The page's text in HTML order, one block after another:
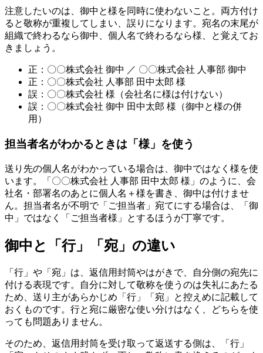
注意したいのは、御中と様を同時に使わないこと。両方付け
ると敬称が重複してしまい、誤りになります。宛名の末尾が
組織で終わるなら御中、個人名で終わるなら様、と覚えてお
きましょう。
正：〇〇株式会社 御中 ／ 〇〇株式会社 人事部 御中
正：〇〇株式会社 人事部 田中太郎 様
誤：〇〇株式会社 様（会社名に様は付けない）
誤：〇〇株式会社 御中 田中太郎 様（御中と様の併
用）
担当者名がわかるときは「様」を使う
送り先の個人名がわかっている場合は、御中ではなく様を使
います。「〇〇株式会社 人事部 田中太郎 様」のように、会
社名・部署名のあとに個人名＋様を書き、御中は付けませ
ん。担当者名が不明で「ご担当者」宛てにする場合は、「御
中」ではなく「ご担当者様」とするほうが丁寧です。
御中と「行」「宛」の違い
「行」や「宛」は、返信用封筒やはがきで、自分側の宛先に
付ける表現です。自分に対して敬称を使うのは失礼にあたる
ため、送り主があらかじめ「行」「宛」と控えめに記載して
おくものです。行と宛に厳密な使い分けはなく、どちらを使
っても問題ありません。
そのため、返信用封筒を受け取って返送する側は、「行」